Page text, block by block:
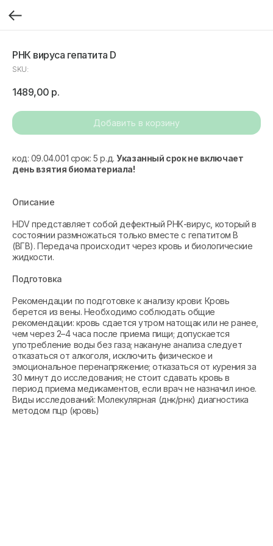
РНК вируса гепатита D
SKU:
1489,00 р.
Добавить в корзину
код: 09.04.001 срок: 5 р.д.Указанный срок не включает
день взятия биоматериала!
Описание
HDV представляет собой дефектный РНК-вирус, который в
состоянии размножаться только вместе с гепатитом В
(ВГВ). Передача происходит через кровь и биологические
жидкости.
Подготовка
Рекомендации по подготовке к анализу крови: Кровь
берется из вены. Необходимо соблюдать общие
рекомендации: кровь сдается утром натощак или не ранее,
чем через 2–4 часа после приема пищи; допускается
употребление воды без газа; накануне анализа следует
отказаться от алкоголя, исключить физическое и
эмоциональное перенапряжение; отказаться от курения за
30 минут до исследования; не стоит сдавать кровь в
период приема медикаментов, если врач не назначил иное.
Виды исследований: Молекулярная (днк/рнк) диагностика
методом пцр (кровь)